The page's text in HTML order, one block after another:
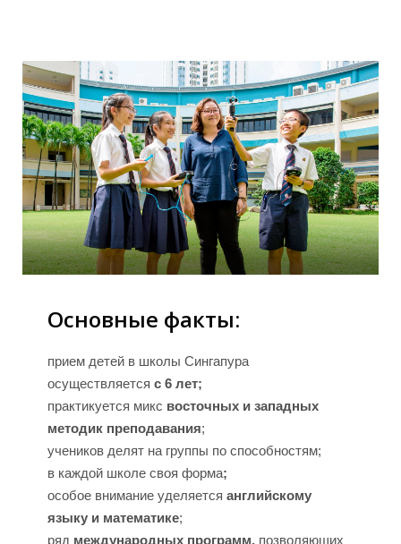
П
Основные факты:
прием детей в школы Сингапура
осуществляется с 6 лет;
практикуется микс восточных и западных
методик преподавания;
учеников делят на группы по способностям;
в каждой школе своя форма;
особое внимание уделяется английскому
языку и математике;
ряд международных программ, позволяющих